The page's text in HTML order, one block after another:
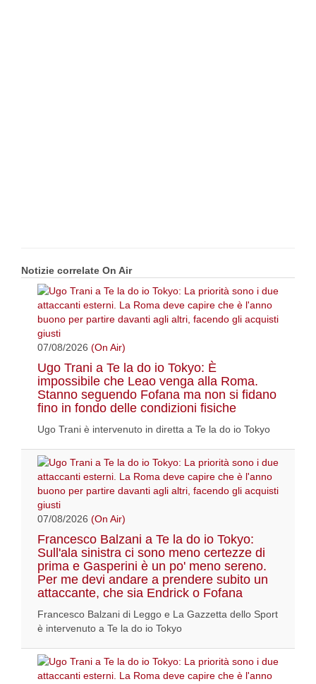
Notizie correlate On Air
07/08/2026 (On Air)
Ugo Trani a Te la do io Tokyo: È
impossibile che Leao venga alla Roma.
Stanno seguendo Fofana ma non si fidano
fino in fondo delle condizioni fisiche
Ugo Trani è intervenuto in diretta a Te la do io Tokyo
07/08/2026 (On Air)
Francesco Balzani a Te la do io Tokyo:
Sull'ala sinistra ci sono meno certezze di
prima e Gasperini è un po' meno sereno.
Per me devi andare a prendere subito un
attaccante, che sia Endrick o Fofana
Francesco Balzani di Leggo e La Gazzetta dello Sport
è intervenuto a Te la do io Tokyo